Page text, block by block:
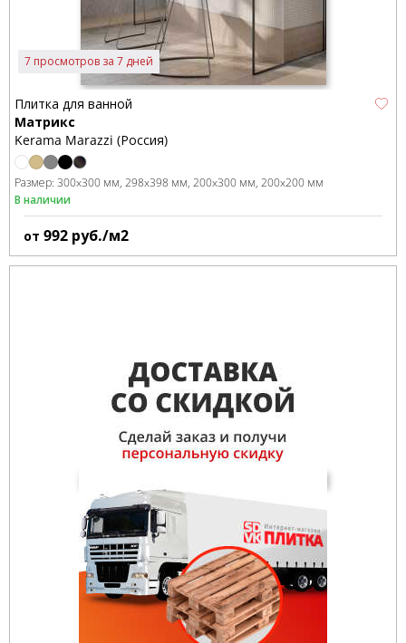
7 просмотров за 7 дней
Плитка для ванной
Матрикс
Kerama Marazzi (Россия)
Размер: 300x300 мм 298x398 мм 200x300 мм 200x200 мм
В наличии
от 992 руб./м2